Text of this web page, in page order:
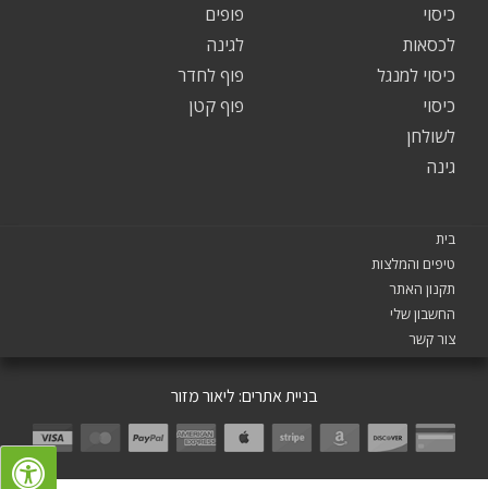
פופים
לגינה
פוף לחדר
פוף קטן
כיסוי
לכסאות
כיסוי למנגל
כיסוי
לשולחן
גינה
בית
טיפים והמלצות
תקנון האתר
החשבון שלי
צור קשר
בניית אתרים: ליאור מזור